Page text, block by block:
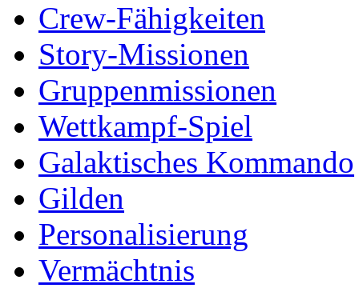
Crew-Fähigkeiten
Story-Missionen
Gruppenmissionen
Wettkampf-Spiel
Galaktisches Kommando
Gilden
Personalisierung
Vermächtnis